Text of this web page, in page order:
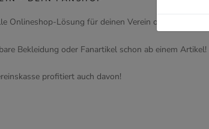
Onlineshop-Lösung für deinen Verein oder deinen Ort!
Bekleidung oder Fanartikel schon ab einem Artikel!
profitiert auch davon!